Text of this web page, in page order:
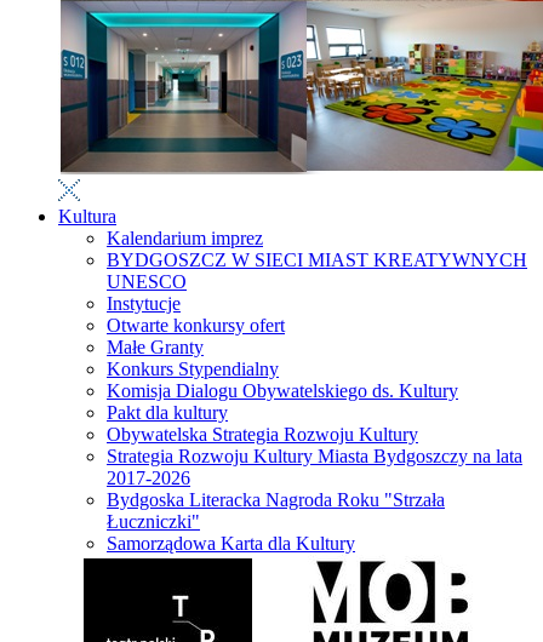
Kultura
Kalendarium imprez
BYDGOSZCZ W SIECI MIAST KREATYWNYCH
UNESCO
Instytucje
Otwarte konkursy ofert
Małe Granty
Konkurs Stypendialny
Komisja Dialogu Obywatelskiego ds. Kultury
Pakt dla kultury
Obywatelska Strategia Rozwoju Kultury
Strategia Rozwoju Kultury Miasta Bydgoszczy na lata
2017-2026
Bydgoska Literacka Nagroda Roku "Strzała
Łuczniczki"
Samorządowa Karta dla Kultury